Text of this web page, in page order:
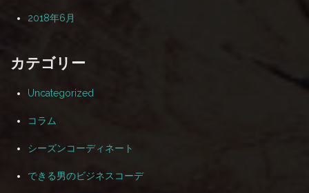
2018年6月
カテゴリー
Uncategorized
コラム
シーズンコーディネート
できる男のビジネスコーデ